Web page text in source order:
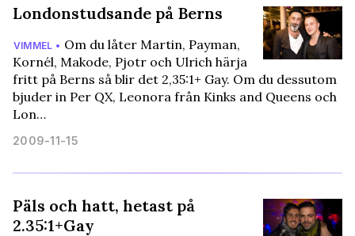
Londonstudsande på Berns
VIMMEL • Om du låter Martin, Payman,
Kornél, Makode, Pjotr och Ulrich härja
fritt på Berns så blir det 2,35:1+ Gay. Om du dessutom
bjuder in Per QX, Leonora från Kinks and Queens och
Lon…
2009-11-15
Päls och hatt, hetast på
2.35:1+Gay